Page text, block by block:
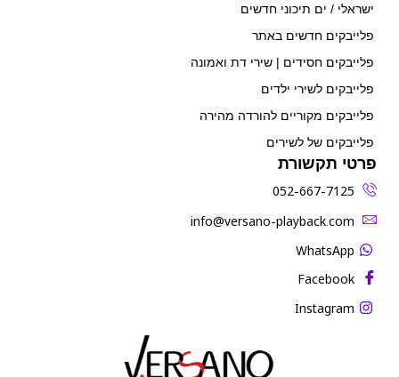
ישראלי / ים תיכוני חדשים
פלייבקים חדשים באתר
פלייבקים חסידים | שירי דת ואמונה
פלייבקים לשירי ילדים
פלייבקים מקוריים להורדה מהירה
פלייבקים של לשירים
פרטי תקשורת
052-667-7125
‫info@versano-playback.com‬
WhatsApp
Facebook
Instagram